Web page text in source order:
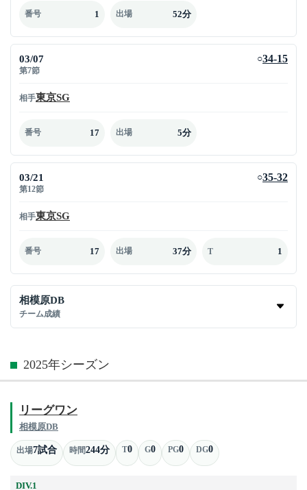
番号 1 出場 52分
03/07
第7節
○34-15
相手東京SG
番号 17 出場 5分
03/21
第12節
○35-32
相手東京SG
番号 17 出場 37分 T 1
相模原DB
チーム成績
2025年シーズン
リーグワン
相模原DB
出場7試合 時間244分 T0 G0 PG0 DG0
DIV.1